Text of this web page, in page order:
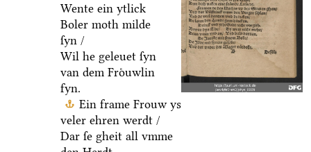
Wente ein ytlick
Boler moth milde
ſyn /
Wil he geleuet ſyn
van dem Froͤuwlin
fyn.
Ein frame Frouw ys
veler ehren werdt /
Dar ſe gheit all vmme